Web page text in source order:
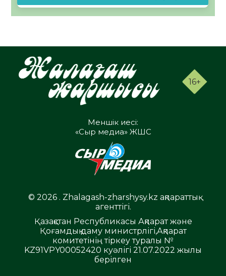
16+
Меншік иесі:
«Сыр медиа» ЖШС
© 2026 . Zhalagash-zharshysy.kz ақпараттық
агенттігі.
Қазақстан Республикасы Ақпарат және
Қоғамдық даму министрлігі,Ақпарат
комитетінің тіркеу туралы №
KZ91VPY00052420 куәлігі 21.07.2022 жылы
берілген